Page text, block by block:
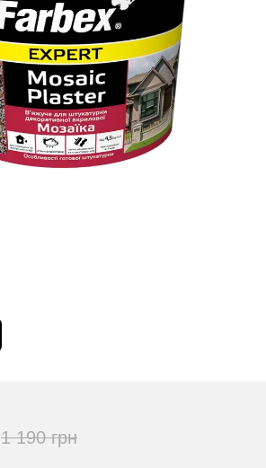
1 190 грн